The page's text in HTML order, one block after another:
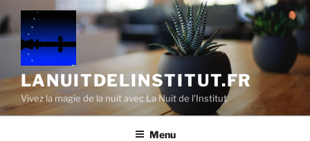
Aller
au
contenu
principal
LANUITDELINSTITUT.FR
Vivez la magie de la nuit avec La Nuit de l'Institut
Menu